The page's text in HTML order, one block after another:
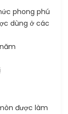
phong phú
dùng ở các
được làm